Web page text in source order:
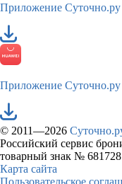
Приложение Суточно.ру
Приложение Суточно.ру
© 2011—2026
Российский сервис
товарный знак № 681728
Карта сайта